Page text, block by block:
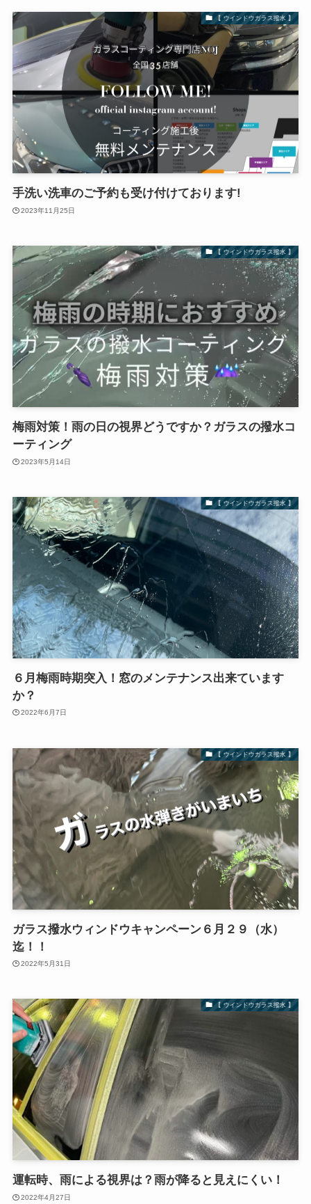
【 ウインドウガラス撥水 】
手洗い洗車のご予約も受け付けております!
2023年11月25日
【 ウインドウガラス撥水 】
梅雨対策！雨の日の視界どうですか？ガラスの撥水コ
ーティング
2023年5月14日
【 ウインドウガラス撥水 】
６月梅雨時期突入！窓のメンテナンス出来ています
か？
2022年6月7日
【 ウインドウガラス撥水 】
ガラス撥水ウィンドウキャンペーン６月２９（水）
迄！！
2022年5月31日
【 ウインドウガラス撥水 】
運転時、雨による視界は？雨が降ると見えにくい！
2022年4月27日